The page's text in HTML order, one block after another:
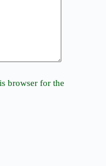
browser for the